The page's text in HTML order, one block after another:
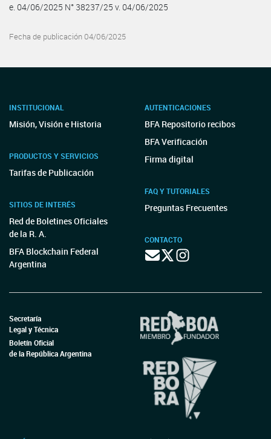
e. 04/06/2025 N° 38237/25 v. 04/06/2025
Fecha de publicación 04/06/2025
INSTITUCIONAL
Misión, Visión e Historia
PRODUCTOS Y SERVICIOS
Tarifas de Publicación
SITIOS DE INTERÉS
Red de Boletines Oficiales
de la R. A.
BFA Blockchain Federal
Argentina
AUTENTICACIONES
BFA Repositorio recibos
BFA Verificación
Firma digital
FAQ Y TUTORIALES
Preguntas Frecuentes
CONTACTO
Secretaría
Legal y Técnica
Boletín Oficial
de la República Argentina